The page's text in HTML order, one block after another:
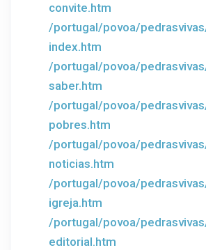
convite.htm
/portugal/povoa/
index.htm
/portugal/povoa/
saber.htm
/portugal/povoa/
pobres.htm
/portugal/povoa/
noticias.htm
/portugal/povoa/
igreja.htm
/portugal/povoa/
editorial.htm